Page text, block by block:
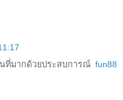
ที่มากด้วยประสบการณ์ fun88